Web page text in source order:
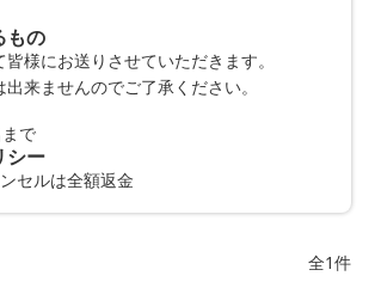
もの
様にお送りさせていただきます。
来ませんのでご了承ください。
で
シー
セルは全額返金
全1件